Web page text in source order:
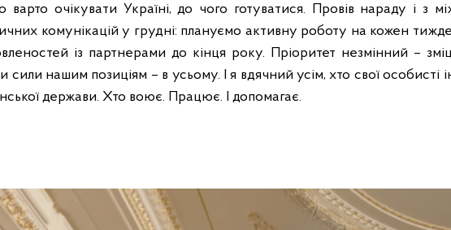
варто очікувати Україні, до чого готуватися. Провів нараду і з
комунікацій у грудні: плануємо активну роботу на кожен
із партнерами до кінця року. Пріоритет незмінний –
сили нашим позиціям – в усьому. І я вдячний усім, хто свої особисті
держави. Хто воює. Працює. І допомагає.